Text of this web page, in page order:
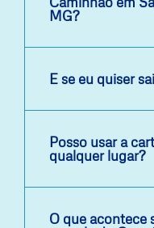
MG?
E se eu quiser
Posso usar a
qualquer lugar?
O que acontece